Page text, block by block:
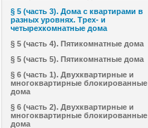
§ 5 (часть 3). Дома с квартирами в
разных уровнях. Трех- и
четырехкомнатные дома
§ 5 (часть 4). Пятикомнатные дома
§ 5 (часть 5). Пятикомнатные дома
§ 6 (часть 1). Двухквартирные и
многоквартирные блокированные
дома
§ 6 (часть 2). Двухквартирные и
многоквартирные блокированные
дома